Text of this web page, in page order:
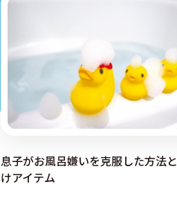
息子がお風呂嫌いを克服した方法
けアイテム